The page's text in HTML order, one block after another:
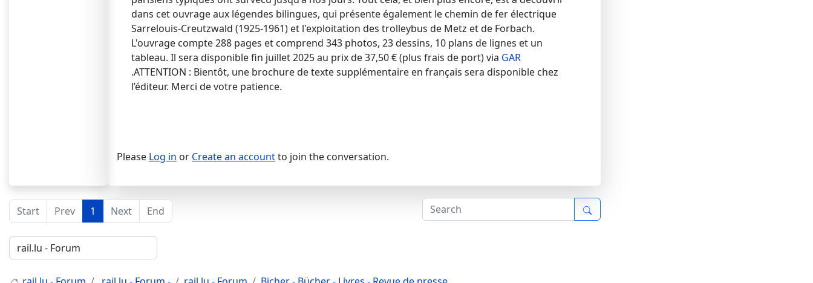
dans cet ouvrage aux légendes bilingues, qui présente également le chemin de fer électrique
Sarrelouis-Creutzwald (1925-1961) et l'exploitation des trolleybus de Metz et de Forbach.
L'ouvrage compte 288 pages et comprend 343 photos, 23 dessins, 10 plans de lignes et un
tableau. Il sera disponible fin juillet 2025 au prix de 37,50 € (plus frais de port) via GAR
.ATTENTION : Bientôt, une brochure de texte supplémentaire en français sera disponible chez
l’éditeur. Merci de votre patience.
Please Log in or Create an accountto join the conversation.
Start Prev 1 Next End